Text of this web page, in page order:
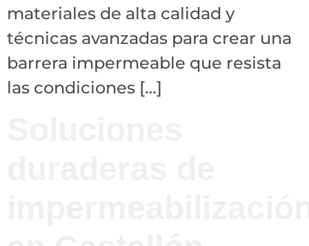
materiales de alta calidad y
técnicas avanzadas para crear una
barrera impermeable que resista
las condiciones […]